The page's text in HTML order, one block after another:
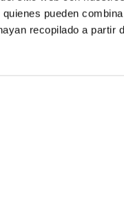
pueden
recopilado a partir